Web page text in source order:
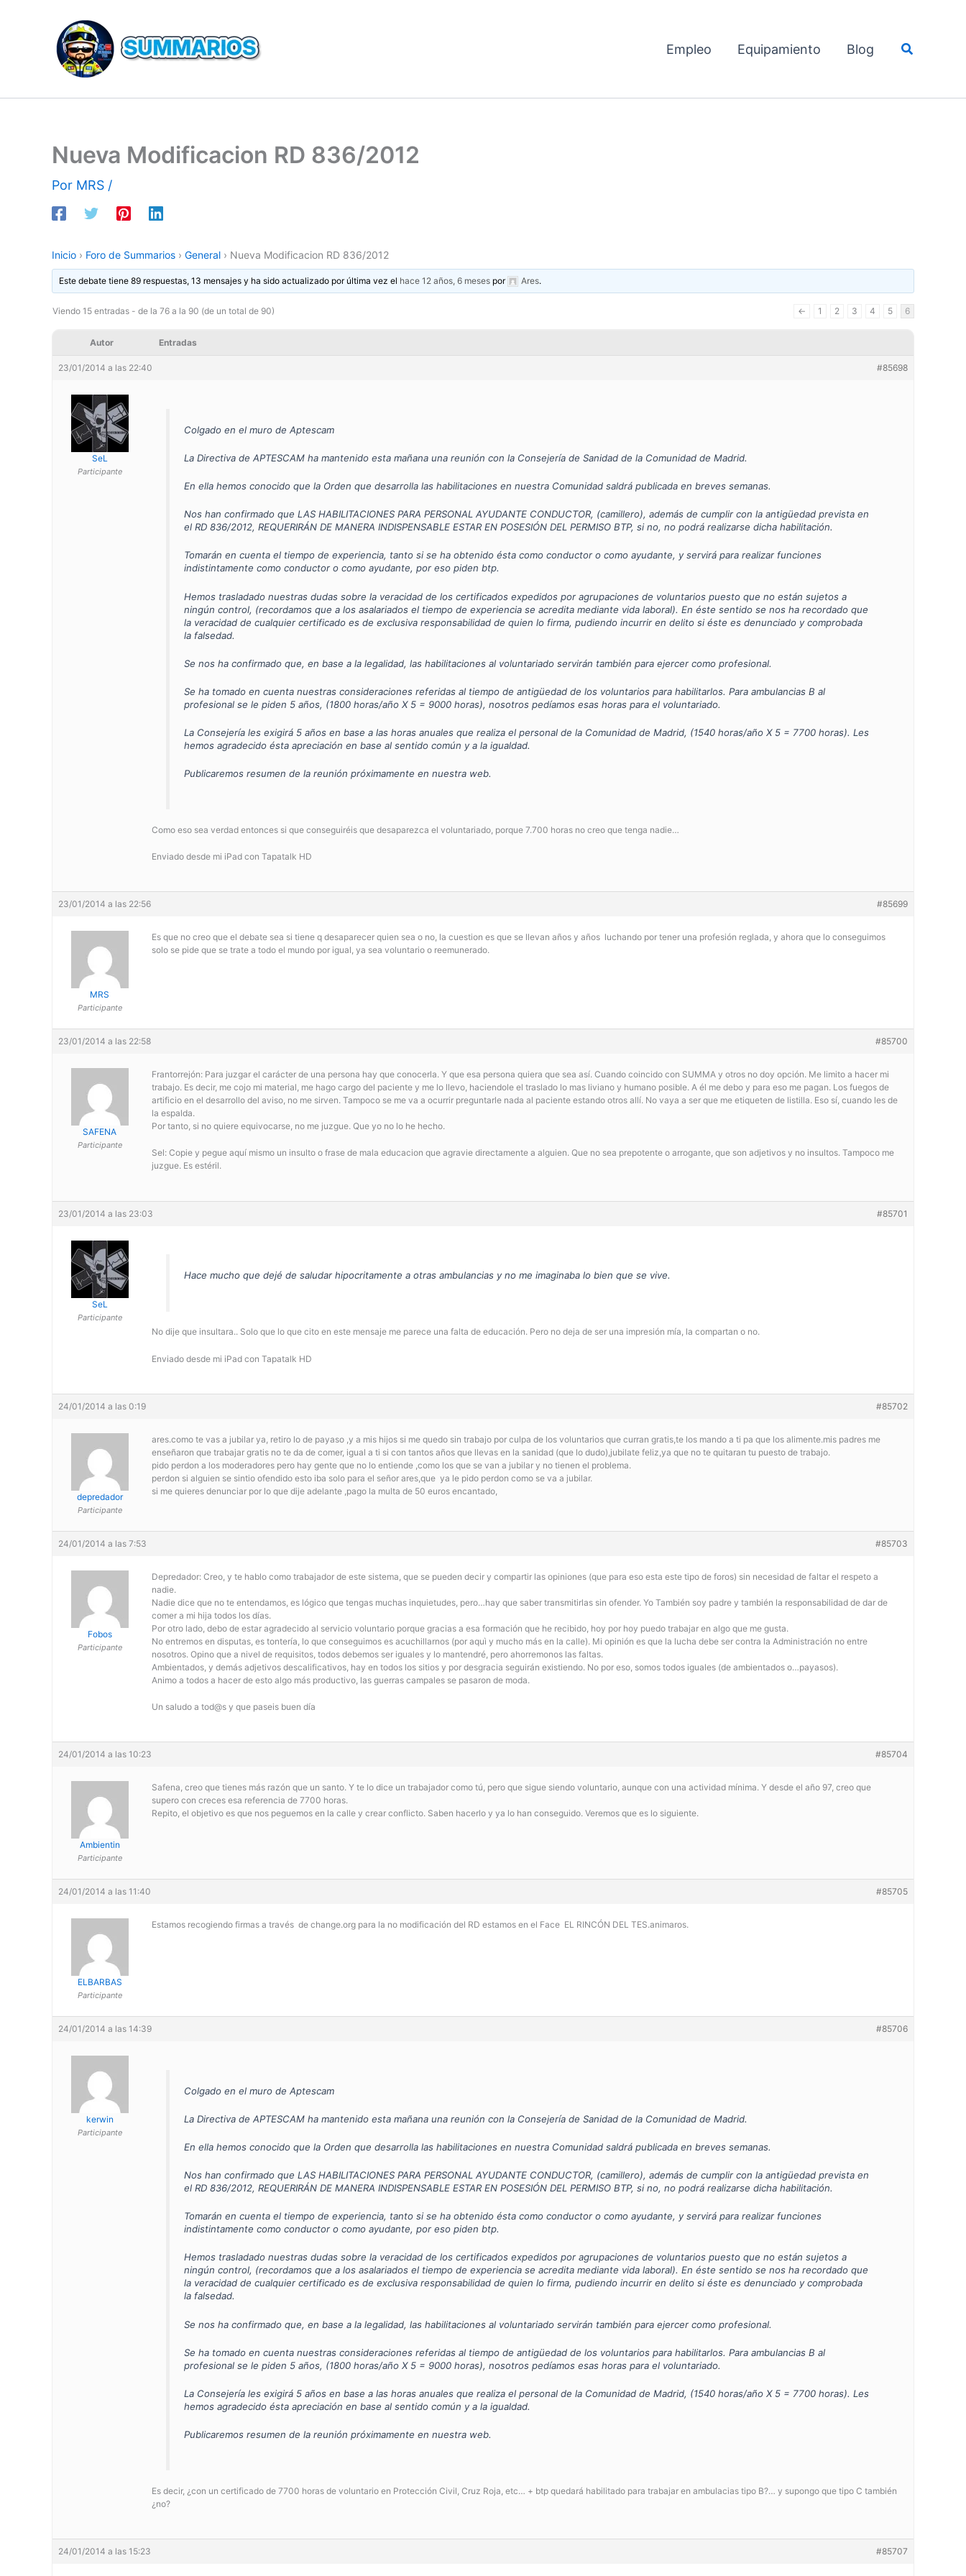
contenido
Empleo Equipamiento Blog Buscar
Nueva Modificacion RD 836/2012
Por MRS /
Inicio › Foro de Summarios › General › Nueva Modificacion RD 836/2012
Este debate tiene 89 respuestas, 13 mensajes y ha sido actualizado por última vez el hace 12 años, 6 meses por Ares.
Viendo 15 entradas - de la 76 a la 90 (de un total de 90) ← 1 2 3 4 5 6
Autor Entradas
23/01/2014 a las 22:40 #85698
SeL
Participante
Colgado en el muro de Aptescam
La Directiva de APTESCAM ha mantenido esta mañana una reunión con la Consejería de Sanidad de la Comunidad de Madrid.
En ella hemos conocido que la Orden que desarrolla las habilitaciones en nuestra Comunidad saldrá publicada en breves semanas.
Nos han confirmado que LAS HABILITACIONES PARA PERSONAL AYUDANTE CONDUCTOR, (camillero), además de cumplir con la antigüedad prevista en
el RD 836/2012, REQUERIRÁN DE MANERA INDISPENSABLE ESTAR EN POSESIÓN DEL PERMISO BTP, si no, no podrá realizarse dicha habilitación.
Tomarán en cuenta el tiempo de experiencia, tanto si se ha obtenido ésta como conductor o como ayudante, y servirá para realizar funciones
indistintamente como conductor o como ayudante, por eso piden btp.
Hemos trasladado nuestras dudas sobre la veracidad de los certificados expedidos por agrupaciones de voluntarios puesto que no están sujetos a
ningún control, (recordamos que a los asalariados el tiempo de experiencia se acredita mediante vida laboral). En éste sentido se nos ha recordado que
la veracidad de cualquier certificado es de exclusiva responsabilidad de quien lo firma, pudiendo incurrir en delito si éste es denunciado y comprobada
la falsedad.
Se nos ha confirmado que, en base a la legalidad, las habilitaciones al voluntariado servirán también para ejercer como profesional.
Se ha tomado en cuenta nuestras consideraciones referidas al tiempo de antigüedad de los voluntarios para habilitarlos. Para ambulancias B al
profesional se le piden 5 años, (1800 horas/año X 5 = 9000 horas), nosotros pedíamos esas horas para el voluntariado.
La Consejería les exigirá 5 años en base a las horas anuales que realiza el personal de la Comunidad de Madrid, (1540 horas/año X 5 = 7700 horas). Les
hemos agradecido ésta apreciación en base al sentido común y a la igualdad.
Publicaremos resumen de la reunión próximamente en nuestra web.
Como eso sea verdad entonces si que conseguiréis que desaparezca el voluntariado, porque 7.700 horas no creo que tenga nadie…
Enviado desde mi iPad con Tapatalk HD
23/01/2014 a las 22:56 #85699
MRS
Participante
Es que no creo que el debate sea si tiene q desaparecer quien sea o no, la cuestion es que se llevan años y años luchando por tener una profesión reglada, y ahora que lo conseguimos
solo se pide que se trate a todo el mundo por igual, ya sea voluntario o reemunerado.
23/01/2014 a las 22:58 #85700
SAFENA
Participante
Frantorrejón: Para juzgar el carácter de una persona hay que conocerla. Y que esa persona quiera que sea así. Cuando coincido con SUMMA y otros no doy opción. Me limito a hacer mi
trabajo. Es decir, me cojo mi material, me hago cargo del paciente y me lo llevo, haciendole el traslado lo mas liviano y humano posible. A él me debo y para eso me pagan. Los fuegos de
artificio en el desarrollo del aviso, no me sirven. Tampoco se me va a ocurrir preguntarle nada al paciente estando otros allí. No vaya a ser que me etiqueten de listilla. Eso sí, cuando les de
la espalda.
Por tanto, si no quiere equivocarse, no me juzgue. Que yo no lo he hecho.
Sel: Copie y pegue aquí mismo un insulto o frase de mala educacion que agravie directamente a alguien. Que no sea prepotente o arrogante, que son adjetivos y no insultos. Tampoco me
juzgue. Es estéril.
23/01/2014 a las 23:03 #85701
SeL
Participante
Hace mucho que dejé de saludar hipocritamente a otras ambulancias y no me imaginaba lo bien que se vive.
No dije que insultara.. Solo que lo que cito en este mensaje me parece una falta de educación. Pero no deja de ser una impresión mía, la compartan o no.
Enviado desde mi iPad con Tapatalk HD
24/01/2014 a las 0:19 #85702
depredador
Participante
ares.como te vas a jubilar ya, retiro lo de payaso ,y a mis hijos si me quedo sin trabajo por culpa de los voluntarios que curran gratis,te los mando a ti pa que los alimente.mis padres me
enseñaron que trabajar gratis no te da de comer, igual a ti si con tantos años que llevas en la sanidad (que lo dudo),jubilate feliz,ya que no te quitaran tu puesto de trabajo.
pido perdon a los moderadores pero hay gente que no lo entiende ,como los que se van a jubilar y no tienen el problema.
perdon si alguien se sintio ofendido esto iba solo para el señor ares,que ya le pido perdon como se va a jubilar.
si me quieres denunciar por lo que dije adelante ,pago la multa de 50 euros encantado,
24/01/2014 a las 7:53 #85703
Fobos
Participante
Depredador: Creo, y te hablo como trabajador de este sistema, que se pueden decir y compartir las opiniones (que para eso esta este tipo de foros) sin necesidad de faltar el respeto a
nadie.
Nadie dice que no te entendamos, es lógico que tengas muchas inquietudes, pero…hay que saber transmitirlas sin ofender. Yo También soy padre y también la responsabilidad de dar de
comer a mi hija todos los días.
Por otro lado, debo de estar agradecido al servicio voluntario porque gracias a esa formación que he recibido, hoy por hoy puedo trabajar en algo que me gusta.
No entremos en disputas, es tontería, lo que conseguimos es acuchillarnos (por aquì y mucho más en la calle). Mi opinión es que la lucha debe ser contra la Administración no entre
nosotros. Opino que a nivel de requisitos, todos debemos ser iguales y lo mantendré, pero ahorremonos las faltas.
Ambientados, y demás adjetivos descalificativos, hay en todos los sitios y por desgracia seguirán existiendo. No por eso, somos todos iguales (de ambientados o…payasos).
Animo a todos a hacer de esto algo más productivo, las guerras campales se pasaron de moda.
Un saludo a tod@s y que paseis buen día
24/01/2014 a las 10:23 #85704
Ambientin
Participante
Safena, creo que tienes más razón que un santo. Y te lo dice un trabajador como tú, pero que sigue siendo voluntario, aunque con una actividad mínima. Y desde el año 97, creo que
supero con creces esa referencia de 7700 horas.
Repito, el objetivo es que nos peguemos en la calle y crear conflicto. Saben hacerlo y ya lo han conseguido. Veremos que es lo siguiente.
24/01/2014 a las 11:40 #85705
ELBARBAS
Participante
Estamos recogiendo firmas a través de change.org para la no modificación del RD estamos en el Face EL RINCÓN DEL TES.animaros.
24/01/2014 a las 14:39 #85706
kerwin
Participante
Colgado en el muro de Aptescam
La Directiva de APTESCAM ha mantenido esta mañana una reunión con la Consejería de Sanidad de la Comunidad de Madrid.
En ella hemos conocido que la Orden que desarrolla las habilitaciones en nuestra Comunidad saldrá publicada en breves semanas.
Nos han confirmado que LAS HABILITACIONES PARA PERSONAL AYUDANTE CONDUCTOR, (camillero), además de cumplir con la antigüedad prevista en
el RD 836/2012, REQUERIRÁN DE MANERA INDISPENSABLE ESTAR EN POSESIÓN DEL PERMISO BTP, si no, no podrá realizarse dicha habilitación.
Tomarán en cuenta el tiempo de experiencia, tanto si se ha obtenido ésta como conductor o como ayudante, y servirá para realizar funciones
indistintamente como conductor o como ayudante, por eso piden btp.
Hemos trasladado nuestras dudas sobre la veracidad de los certificados expedidos por agrupaciones de voluntarios puesto que no están sujetos a
ningún control, (recordamos que a los asalariados el tiempo de experiencia se acredita mediante vida laboral). En éste sentido se nos ha recordado que
la veracidad de cualquier certificado es de exclusiva responsabilidad de quien lo firma, pudiendo incurrir en delito si éste es denunciado y comprobada
la falsedad.
Se nos ha confirmado que, en base a la legalidad, las habilitaciones al voluntariado servirán también para ejercer como profesional.
Se ha tomado en cuenta nuestras consideraciones referidas al tiempo de antigüedad de los voluntarios para habilitarlos. Para ambulancias B al
profesional se le piden 5 años, (1800 horas/año X 5 = 9000 horas), nosotros pedíamos esas horas para el voluntariado.
La Consejería les exigirá 5 años en base a las horas anuales que realiza el personal de la Comunidad de Madrid, (1540 horas/año X 5 = 7700 horas). Les
hemos agradecido ésta apreciación en base al sentido común y a la igualdad.
Publicaremos resumen de la reunión próximamente en nuestra web.
Es decir, ¿con un certificado de 7700 horas de voluntario en Protección Civil, Cruz Roja, etc… + btp quedará habilitado para trabajar en ambulacias tipo B?… y supongo que tipo C también
¿no?
24/01/2014 a las 15:23 #85707